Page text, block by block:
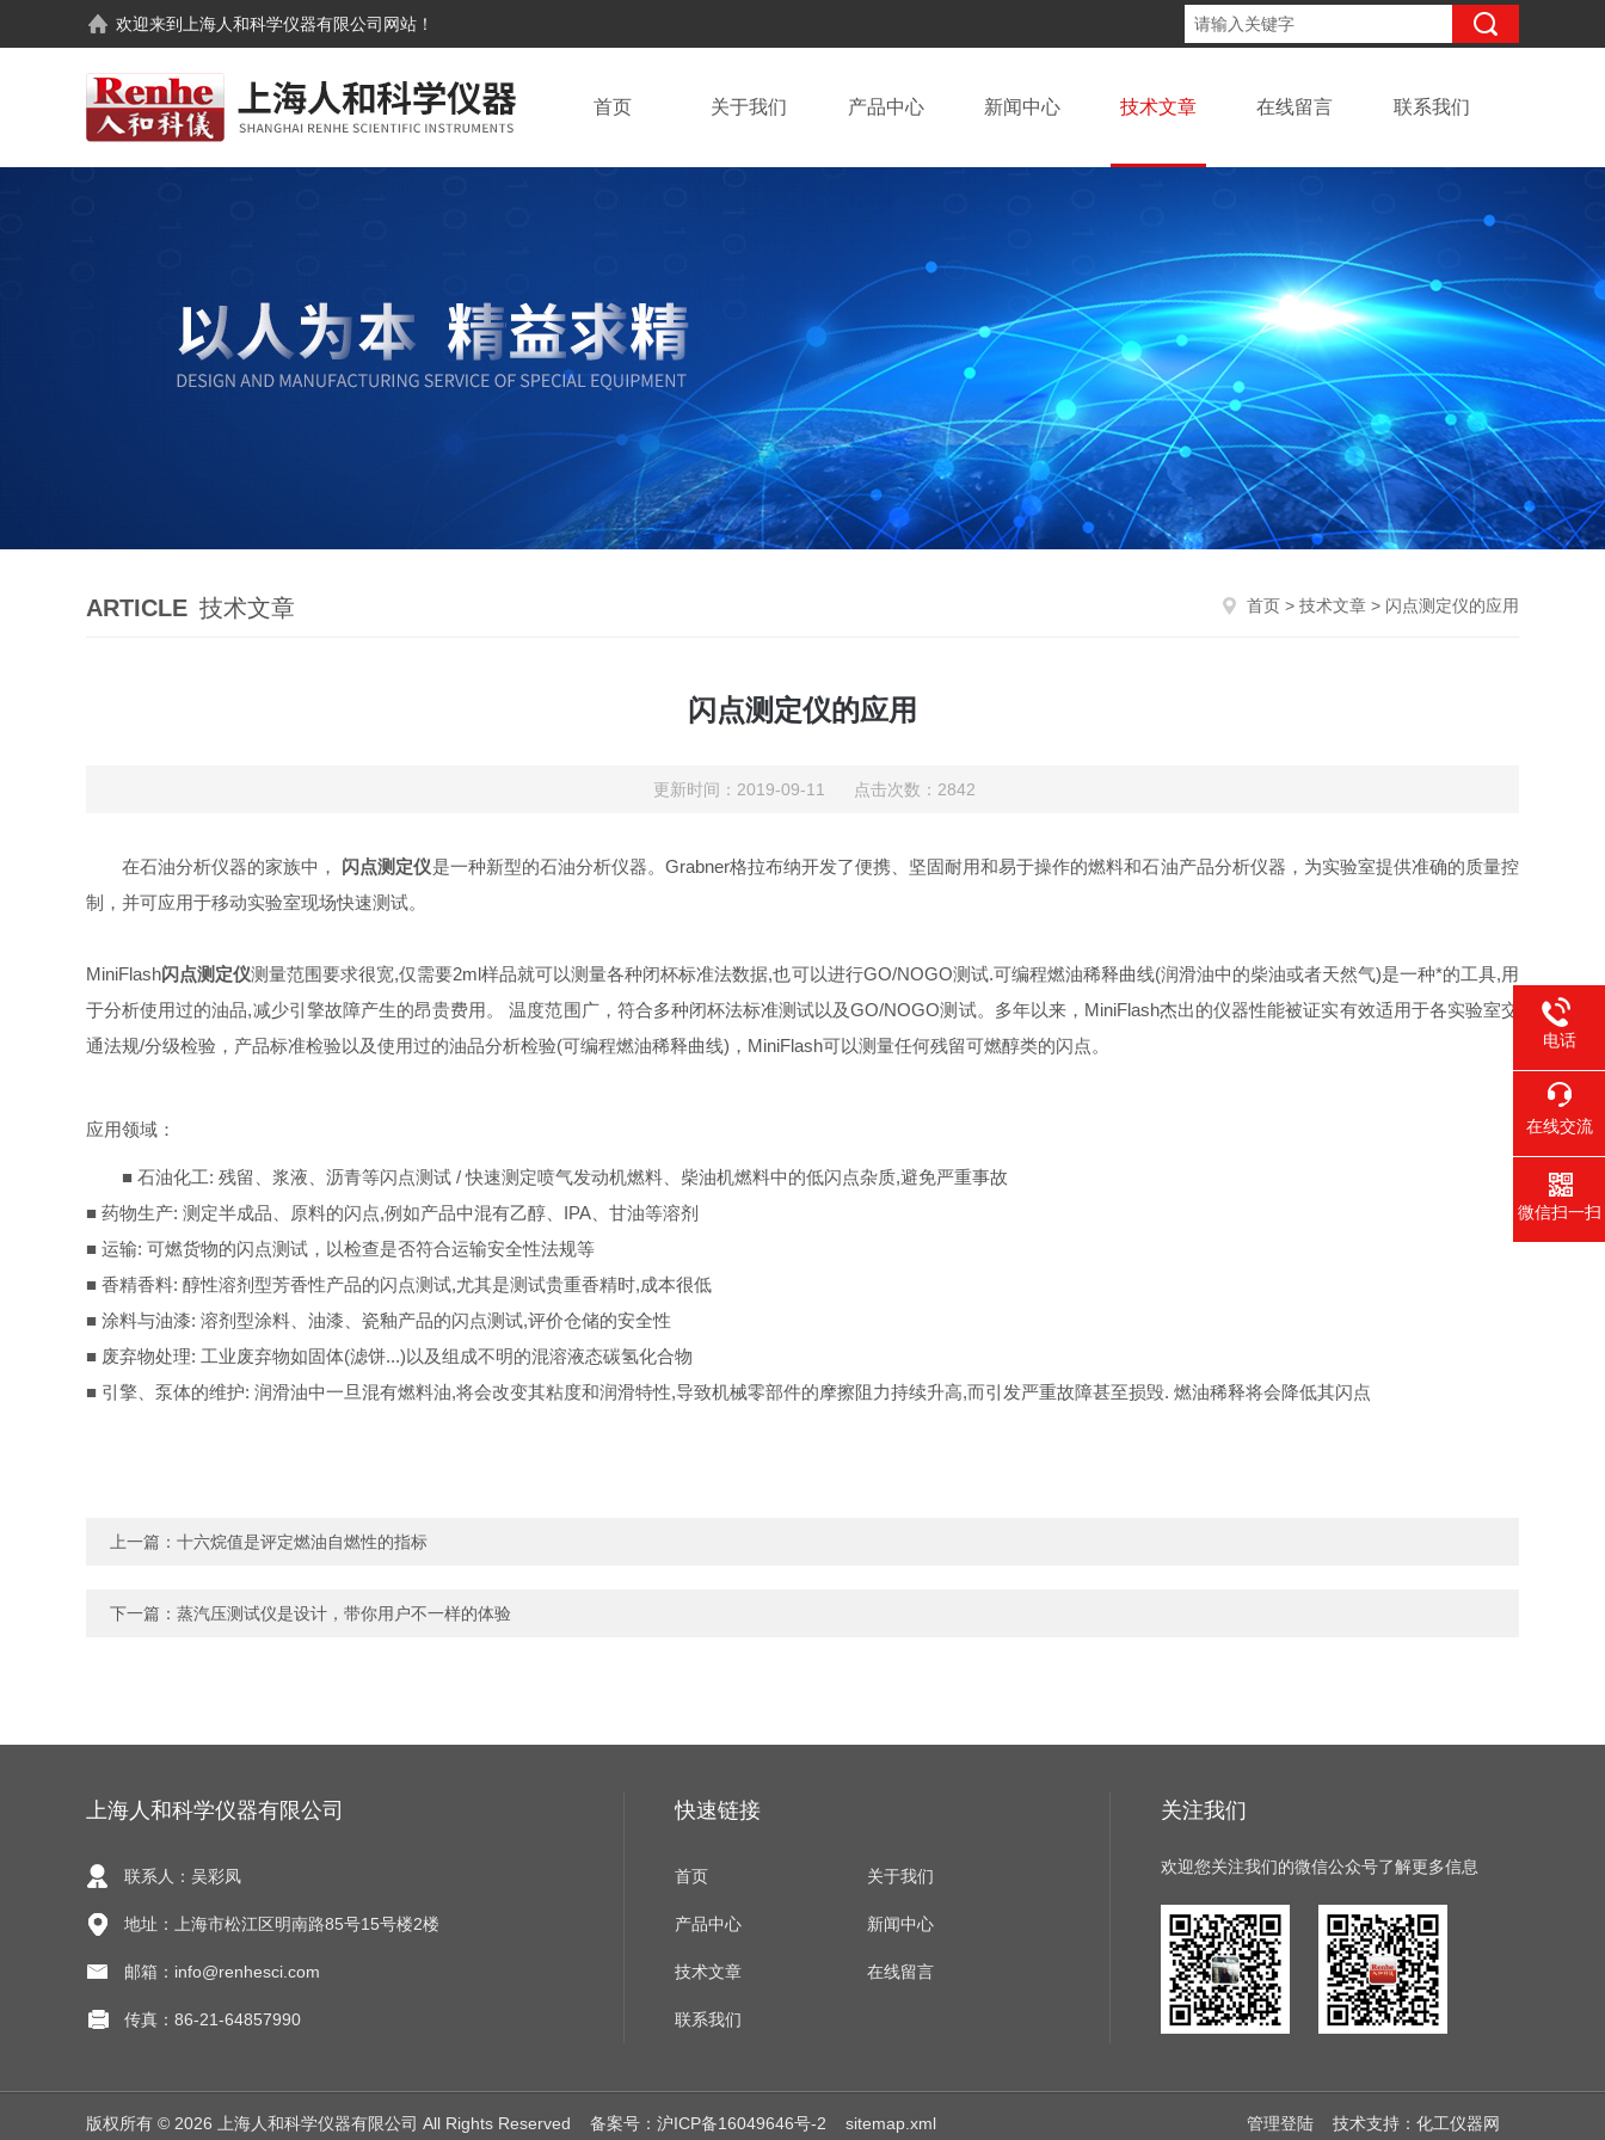
欢迎来到 上海人和科学仪器有限公司 网站！
首页 关于我们 产品中心 新闻中心 技术文章 在线留言 联系我们
ARTICLE 技术文章 首页 > 技术文章 > 闪点测定仪的应用
闪点测定仪的应用
更新时间：2019-09-11 点击次数：2842
在石油分析仪器的家族中， 闪点测定仪是一种新型的石油分析仪器。Grabner格拉布纳开发了便携、坚固耐用和易于操作的燃料和石油产品分析仪器，为实验室提供准确的质量控
制，并可应用于移动实验室现场快速测试。
MiniFlash闪点测定仪测量范围要求很宽,仅需要2ml样品就可以测量各种闭杯标准法数据,也可以进行GO/NOGO测试.可编程燃油稀释曲线(润滑油中的柴油或者天然气)是一种*的工具,用
于分析使用过的油品,减少引擎故障产生的昂贵费用。 温度范围广，符合多种闭杯法标准测试以及GO/NOGO测试。多年以来，MiniFlash杰出的仪器性能被证实有效适用于各实验室交
通法规/分级检验，产品标准检验以及使用过的油品分析检验(可编程燃油稀释曲线)，MiniFlash可以测量任何残留可燃醇类的闪点。
应用领域：
■ 石油化工: 残留、浆液、沥青等闪点测试 / 快速测定喷气发动机燃料、柴油机燃料中的低闪点杂质,避免严重事故
■ 药物生产: 测定半成品、原料的闪点,例如产品中混有乙醇、IPA、甘油等溶剂
■ 运输: 可燃货物的闪点测试，以检查是否符合运输安全性法规等
■ 香精香料: 醇性溶剂型芳香性产品的闪点测试,尤其是测试贵重香精时,成本很低
■ 涂料与油漆: 溶剂型涂料、油漆、瓷釉产品的闪点测试,评价仓储的安全性
■ 废弃物处理: 工业废弃物如固体(滤饼...)以及组成不明的混溶液态碳氢化合物
■ 引擎、泵体的维护: 润滑油中一旦混有燃料油,将会改变其粘度和润滑特性,导致机械零部件的摩擦阻力持续升高,而引发严重故障甚至损毁. 燃油稀释将会降低其闪点
上一篇： 十六烷值是评定燃油自燃性的指标
下一篇： 蒸汽压测试仪是设计，带你用户不一样的体验
上海人和科学仪器有限公司
联系人：吴彩凤
地址：上海市松江区明南路85号15号楼2楼
邮箱：info@renhesci.com
传真：86-21-64857990
快速链接
首页 关于我们
产品中心 新闻中心
技术文章 在线留言
联系我们
关注我们
欢迎您关注我们的微信公众号了解更多信息
版权所有 © 2026 上海人和科学仪器有限公司 All Rights Reserved 备案号：沪ICP备16049646号-2 sitemap.xml 管理登陆 技术支持： 化工仪器网
电话
在线交流
微信扫一扫